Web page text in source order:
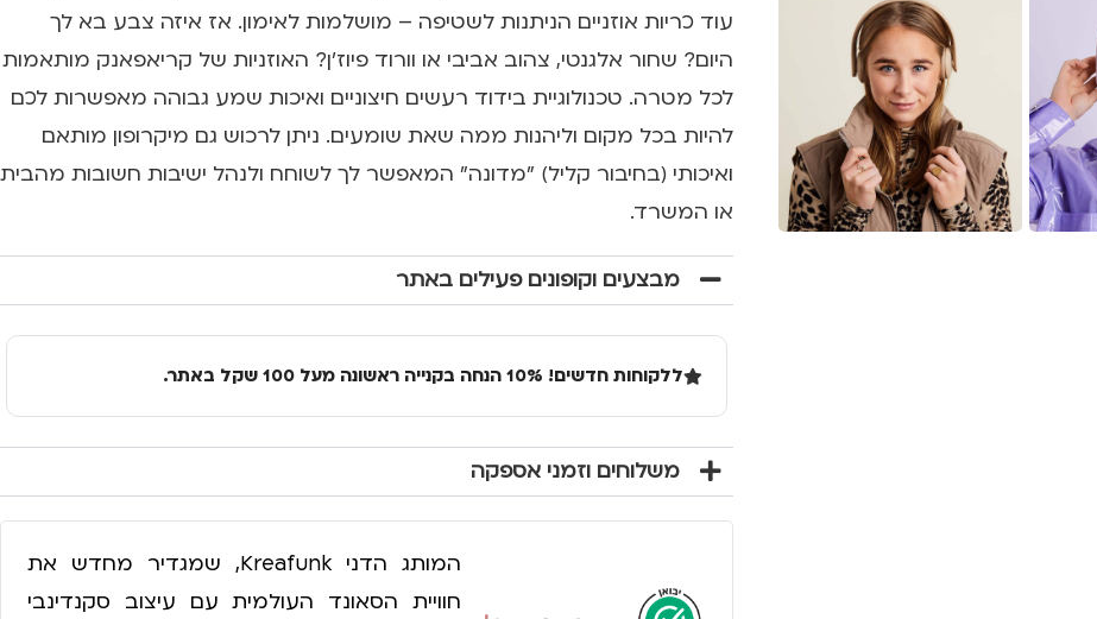
עוד כריות אוזניים הניתנות לשטיפה – מושלמות לאימון. אז איזה צבע בא לך
היום? שחור אלגנטי, צהוב אביבי או וורוד פיוז'ן? האוזניות של קריאפאנק מותאמות
לכל מטרה. טכנולוגיית בידוד רעשים חיצוניים ואיכות שמע גבוהה מאפשרות לכם
להיות בכל מקום וליהנות ממה שאת שומעים. ניתן לרכוש גם מיקרופון מותאם
ואיכותי (בחיבור קליל) "מדונה" המאפשר לך לשוחח ולנהל ישיבות חשובות מהבית
או המשרד.
מבצעים וקופונים פעילים באתר
ללקוחות חדשים! 10% הנחה בקנייה ראשונה מעל 100 שקל באתר.
משלוחים וזמני אספקה
המותג הדני Kreafunk, שמגדיר מחדש את
חוויית הסאונד העולמית עם עיצוב סקנדינבי